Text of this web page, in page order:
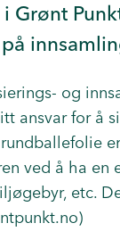
Grønt
og
ansvar for å
ved å ha en
etc.